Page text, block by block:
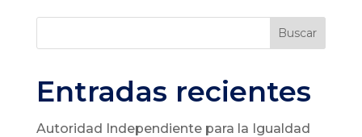
Buscar
Entradas recientes
Autoridad Independiente para la Igualdad